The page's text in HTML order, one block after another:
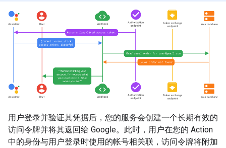
用户登录并验证其凭据后，您的服务会创建一个长期有效的
访问令牌并将其返回给 Google。此时，用户在您的 Action
中的身份与用户登录时使用的帐号相关联，访问令牌将附加